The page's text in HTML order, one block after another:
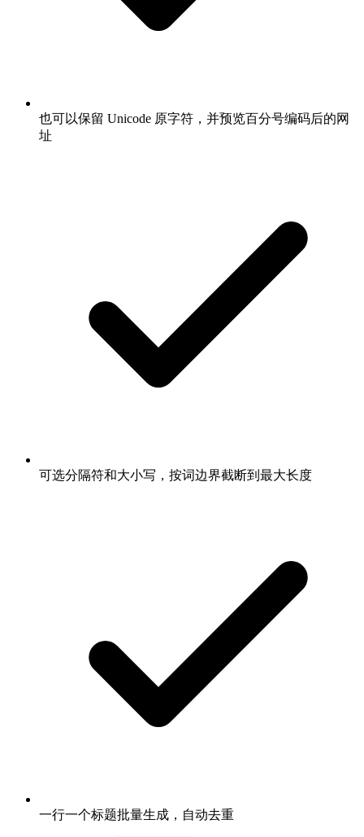
也可以保留 Unicode 原字符，并预览百分号编码后的网
址
可选分隔符和大小写，按词边界截断到最大长度
一行一个标题批量生成，自动去重